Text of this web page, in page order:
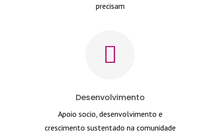
precisam
Desenvolvimento
Apoio socio, desenvolvimento e
crescimento sustentado na comunidade